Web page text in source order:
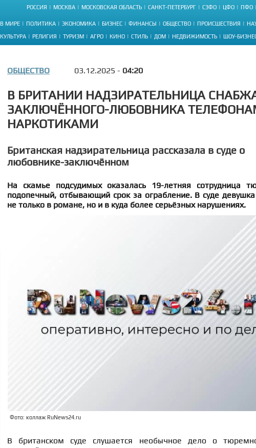
РОССИЯ МОСКВА МОСКОВСКАЯ ОБЛАСТЬ САНКТ-ПЕТЕРБУРГ СЗФО ЦФО ПФО
В МИРЕ ПОЛИТИКА ЭКОНОМИКА БИЗНЕС ФИНАНСЫ ОБЩЕСТВО ПРОИСШЕСТВИЯ
КУЛЬТУРА РЕЛИГИЯ ТУРИЗМ АГРО КИНО СТИЛЬ ДОМ НЕДВИЖИМОСТЬ ШОУ-
ОБЩЕСТВО 03.12.2025 - 04:20
В БРИТАНИИ НАДЗИРАТЕЛЬНИЦА
ЗАКЛЮЧЁННОГО-ЛЮБОВНИКА
НАРКОТИКАМИ
Британская надзирательница рассказала в суде о
любовнике-заключённом
На скамье подсудимых оказалась 19-летняя сотрудница
подопечный, отбывающий срок за ограбление. В суде девушка
не только в романе, но и в куда более серьёзных нарушениях.
Фото: коллаж RuNews24.ru
В британском суде слушается необычное дело о